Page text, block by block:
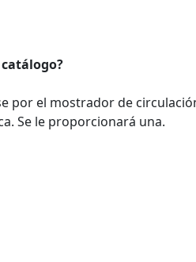
por el mostrador de
Se le proporcionará una.